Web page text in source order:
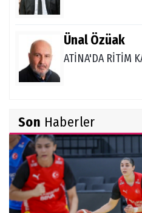
Ünal Özüak
ATİNA'DA RİTİM
DELİKANLI KOÇLAR
Hüseyin Demir
Amerikan
Rotası Büyüyor
Son Haberler